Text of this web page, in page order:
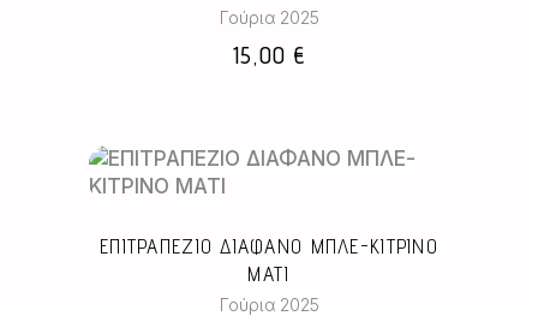
Γούρια 2025
15,00 €
ΕΠΙΤΡΑΠΕΖΙΟ ΔΙΑΦΑΝΟ ΜΠΛΕ-ΚΙΤΡΙΝΟ
ΜΑΤΙ
Γούρια 2025